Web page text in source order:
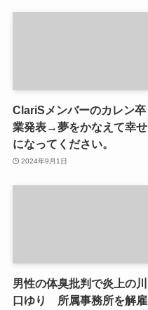
ClariSメンバーのカレン卒
業発表→夢をかなえて幸せ
になってください。
2024年9月1日
男性の体臭批判で炎上の川
口ゆり 所属事務所を解雇